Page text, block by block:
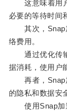
这意味着用户
必要的等待时间
其次，Snap
络费用。
通过优化传输
据消耗，使用户
再者，Snap
的隐私和数据安
使用Snap加